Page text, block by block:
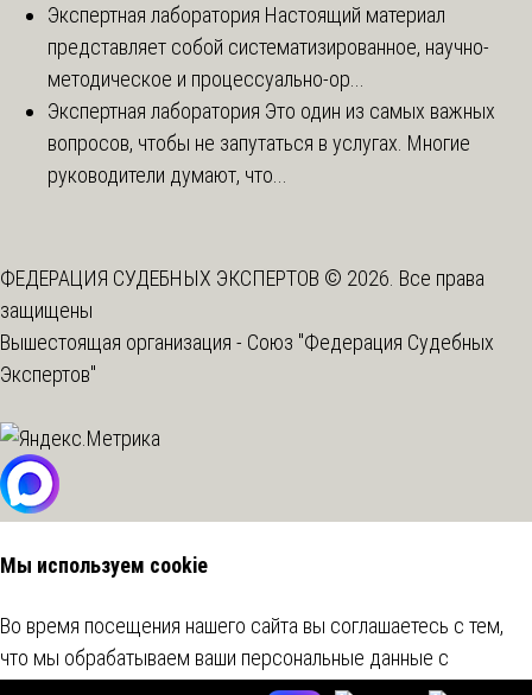
Экспертная лаборатория Настоящий материал
представляет собой систематизированное, научно-
методическое и процессуально-ор...
Экспертная лаборатория Это один из самых важных
вопросов, чтобы не запутаться в услугах. Многие
руководители думают, что...
ФЕДЕРАЦИЯ СУДЕБНЫХ ЭКСПЕРТОВ © 2026. Все права
защищены
Вышестоящая организация - Союз "Федерация Судебных
Экспертов"
Мы используем cookie
Во время посещения нашего сайта вы соглашаетесь с тем,
что мы обрабатываем ваши персональные данные с